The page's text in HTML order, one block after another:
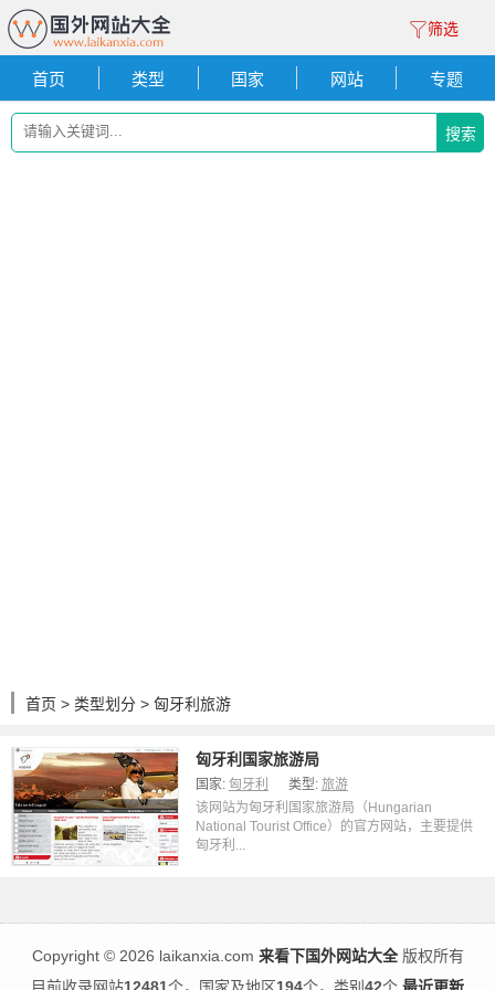
筛选
首页 类型 国家 网站 专题
搜索
首页 > 类型划分 > 匈牙利旅游
匈牙利国家旅游局
国家: 匈牙利 类型: 旅游
该网站为匈牙利国家旅游局（Hungarian
National Tourist Office）的官方网站，主要提供
匈牙利...
Copyright ©2026 laikanxia.com 来看下国外网站大全版权所有